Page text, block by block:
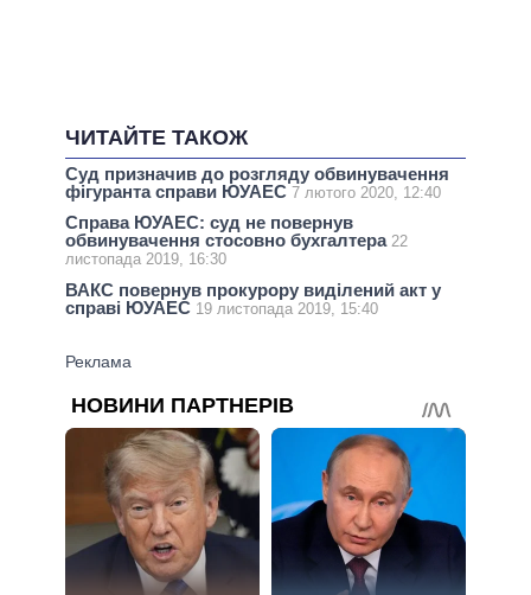
ЧИТАЙТЕ ТАКОЖ
Суд призначив до розгляду обвинувачення
фігуранта справи ЮУАЕС 7 лютого 2020, 12:40
Справа ЮУАЕС: суд не повернув
обвинувачення стосовно бухгалтера 22
листопада 2019, 16:30
ВАКС повернув прокурору виділений акт у
справі ЮУАЕС 19 листопада 2019, 15:40